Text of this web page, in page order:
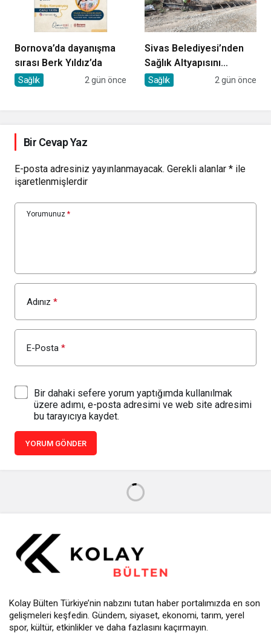
Bornova’da dayanışma
sırası Berk Yıldız’da
Sağlık 2 gün önce
Sivas Belediyesi’nden
Sağlık Altyapısını
Güçlendirecek Yatırım
Sağlık 2 gün önce
Bir Cevap Yaz
E-posta adresiniz yayınlanmayacak. Gerekli alanlar * ile
işaretlenmişlerdir
Yorumunuz *
Adınız *
E-Posta *
Bir dahaki sefere yorum yaptığımda kullanılmak
üzere adımı, e-posta adresimi ve web site adresimi
bu tarayıcıya kaydet.
YORUM GÖNDER
Kolay Bülten Türkiye’nin nabzını tutan haber portalımızda en son
gelişmeleri keşfedin. Gündem, siyaset, ekonomi, tarım, yerel
spor, kültür, etkinlikler ve daha fazlasını kaçırmayın.